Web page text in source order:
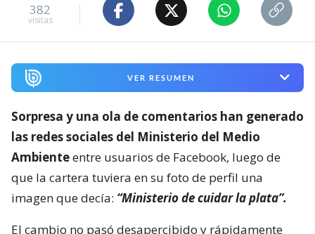
382
visitas
VER RESUMEN
Sorpresa y una ola de comentarios han generado
las redes sociales del Ministerio del Medio
Ambienteentre usuarios de Facebook, luego de
que la cartera tuviera en su foto de perfil una
imagen que decía: “Ministerio de cuidar la plata”.
El cambio no pasó desapercibido y rápidamente